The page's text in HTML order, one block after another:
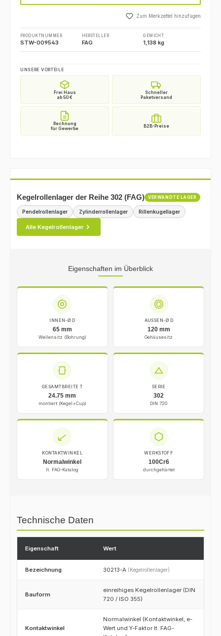
Zum Merkzettel hinzufügen
PRODUKTNUMMER
STW-009543
HERSTELLER
FAG
GEWICHT
1,138 kg
UNSERE VORTEILE
Kegelrollenlager der Reihe 302 (FAG) VERWANDTE LAGER
Pendelrollenlager Zylinderrollenlager Rillenkugellager
Alle Kegelrollenlager
Eigenschaften im Überblick
INNEN-Ø D
65 mm
Wellensitz (Bohrung)
AUSSEN-Ø D
120 mm
Gehäusesitz
GESAMTBREITE T
24.75 mm
montiert (Kegel+Cup)
SERIE
302
DIN 720
KONTAKTWINKEL
Normalwinkel
lt. FAG-Katalog
WERKSTOFF
100Cr6
durchgehärtet
Technische Daten
Eigenschaft Wert
Bezeichnung 30213-A (Kegelrollenlager)
Bauform
einreihiges Kegelrollenlager (DIN
720 / ISO 355)
Kontaktwinkel
Normalwinkel (Kontaktwinkel, e-
Wert und Y-Faktor lt. FAG-